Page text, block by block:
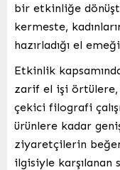
bir etkinliğe
kermeste,
hazırladığı el
Etkinlik
zarif el işi örtülere,
çekici filografi
ürünlere kadar
ziyaretçilerin
ilgisiyle karşılanan